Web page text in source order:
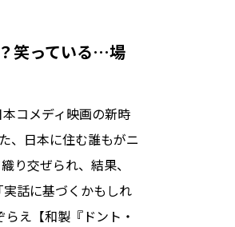
笑っている…場
コメディ映画の新時
、日本に住む誰もがニ
り交ぜられ、結果、
話に基づくかもしれ
え【和製『ドント・